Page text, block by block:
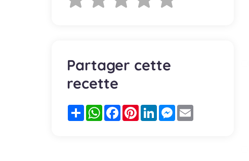
Partager cette
recette
PartagerWhatsApp
FacebookPinterestLinkedInMessenger